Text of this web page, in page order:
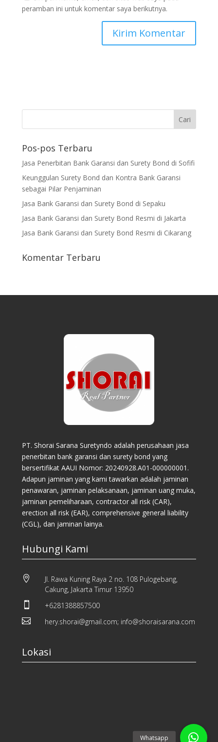
peramban ini untuk komentar saya berikutnya.
Pos-pos Terbaru
Jasa Penerbitan Bank Garansi dan Surety Bond di Sofifi
Keunggulan Surety Bond dan Kontra Bank Garansi
sebagai Pilar Penjaminan
Jasa Bank Garansi dan Surety Bond di Sepaku
Jasa Bank Garansi dan Surety Bond Resmi di Jakarta
Jasa Bank Garansi dan Surety Bond Resmi di Cikarang
Komentar Terbaru
PT. Shorai Sarana Suretyndo adalah perusahaan jasa
penerbitan bank garansi dan surety bond yang
bersertifikat AAUI Nomor: 20240928.A01-000000001.
Adapun jaminan yang kami tawarkan adalah jaminan
penawaran, jaminan pelaksanaan, jaminan uang muka,
jaminan pemeliharaan, contractor all risk (CAR),
erection all risk (EAR), comprehensive general liability
(CGL), dan jaminan lainya.
Hubungi Kami

Jl. Rawa Kuning Raya 2 no. 108 Pulogebang,
Cakung, Jakarta Timur 13950
 +6281388857500
 hery.shorai@gmail.com; info@shoraisarana.com
Lokasi